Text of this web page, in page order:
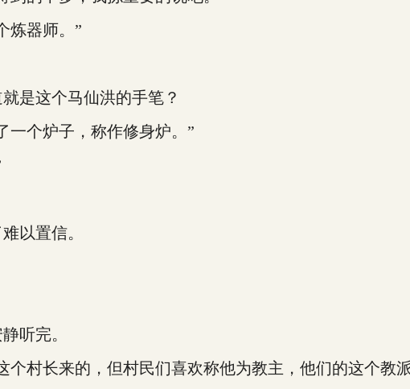
器师。”
是这个马仙洪的手笔？
个炉子，称作修身炉。”
以置信。
听完。
长来的，但村民们喜欢称他为教主，他们的这个教派